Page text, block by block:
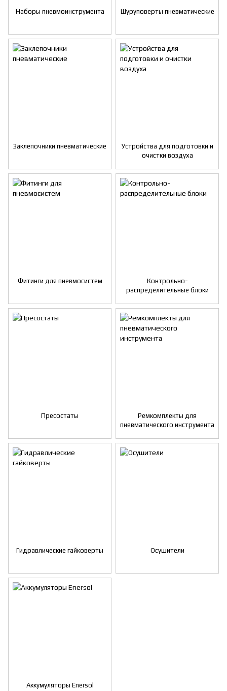
Наборы пневмоинструмента Шуруповерты пневматические
Заклепочники пневматические
Устройства для подготовки и
очистки воздуха
Фитинги для пневмосистем
Контрольно-
распределительные блоки
Пресостаты
Ремкомплекты для
пневматического инструмента
Гидравлические гайковерты Осушители
Аккумуляторы Enersol